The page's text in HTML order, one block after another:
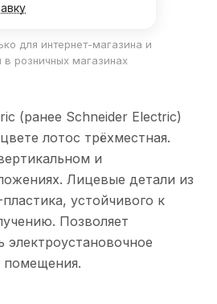
для интернет-магазина и
в розничных магазинах
(ранее Schneider Electric)
лотос трёхместная.
и
Лицевые детали из
устойчивого к
Позволяет
электроустановочное
помещения.